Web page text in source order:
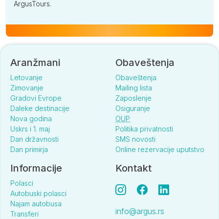
ArgusTours.
Aranžmani
Letovanje
Zimovanje
Gradovi Evrope
Daleke destinacije
Nova godina
Uskrs i 1. maj
Dan državnosti
Dan primirja
Obaveštenja
Obaveštenja
Mailing lista
Zaposlenje
Osiguranje
OUP
Politika privatnosti
SMS novosti
Online rezervacije uputstvo
Informacije
Polasci
Autobuski polasci
Najam autobusa
Transferi
Kontakt
info@argus.rs